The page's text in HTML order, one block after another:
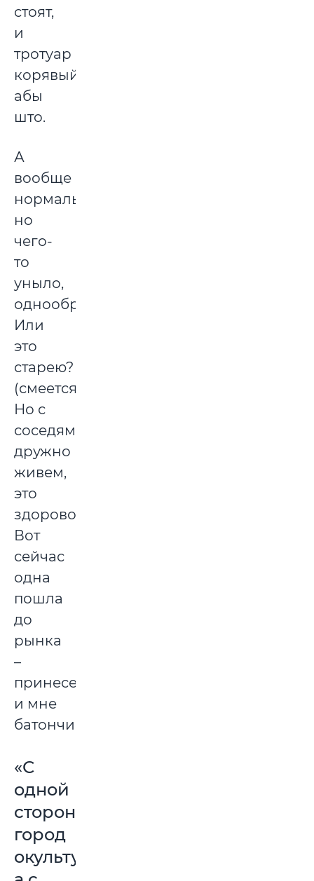
стоят,
и
тротуар
корявый,
абы
што.
А
вообще
нормально,
но
чего-
то
уныло,
однообразно.
Или
это
старею?
(смеется).
Но с
соседями
дружно
живем,
это
здорово.
Вот
сейчас
одна
пошла
до
рынка
–
принесет
и мне
батончик.
«С
одной
стороны
город
окультурился,